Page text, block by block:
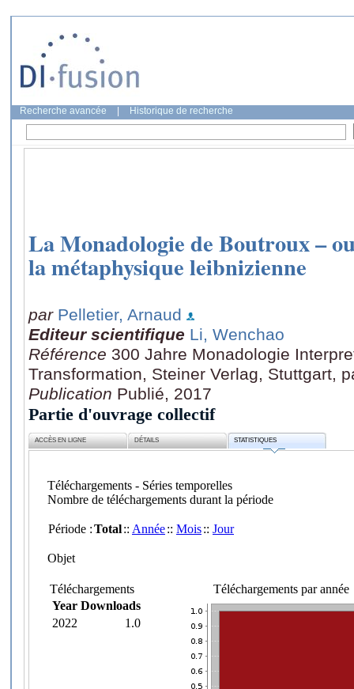
Recherche avancée Historique de recherche
La Monadologie de Boutroux –
la métaphysique leibnizienne
par Pelletier, Arnaud
Editeur scientifique Li, Wenchao
Référence 300 Jahre Monadologie
Transformation, Steiner Verlag, Stuttgart,
Publication Publié, 2017
Partie d'ouvrage collectif
ACCÈS EN LIGNE DÉTAILS STATISTIQUES